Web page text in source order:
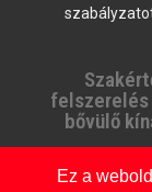
felszerelés
bővülő
Ez a